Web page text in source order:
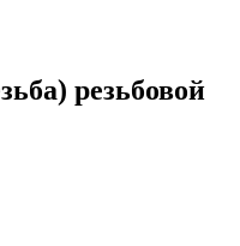
резьбовой